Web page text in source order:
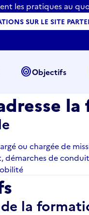
les pratiques au
SUR LE SITE
targetObjectifs
ou chargée de
démarches de
la